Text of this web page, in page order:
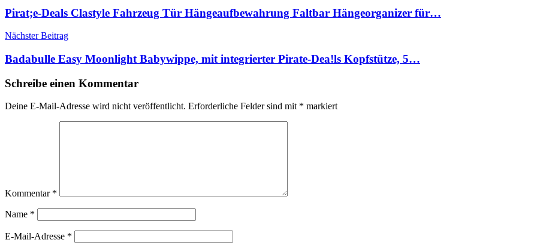
Pirat;e-Deals Clastyle Fahrzeug Tür Hängeaufbewahrung Faltbar Hängeorganizer für…
Nächster Beitrag
Badabulle Easy Moonlight Babywippe, mit integrierter Pirate-Dea!ls Kopfstütze, 5…
Schreibe einen Kommentar
Deine E-Mail-Adresse wird nicht veröffentlicht. Erforderliche Felder sind mit * markiert
Kommentar *
Name *
E-Mail-Adresse *